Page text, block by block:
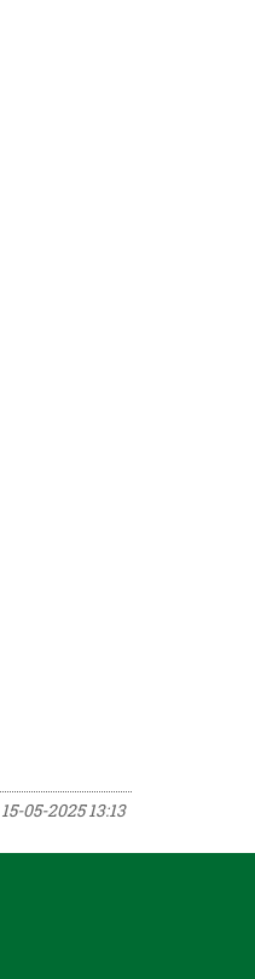
15-05-2025 13:13